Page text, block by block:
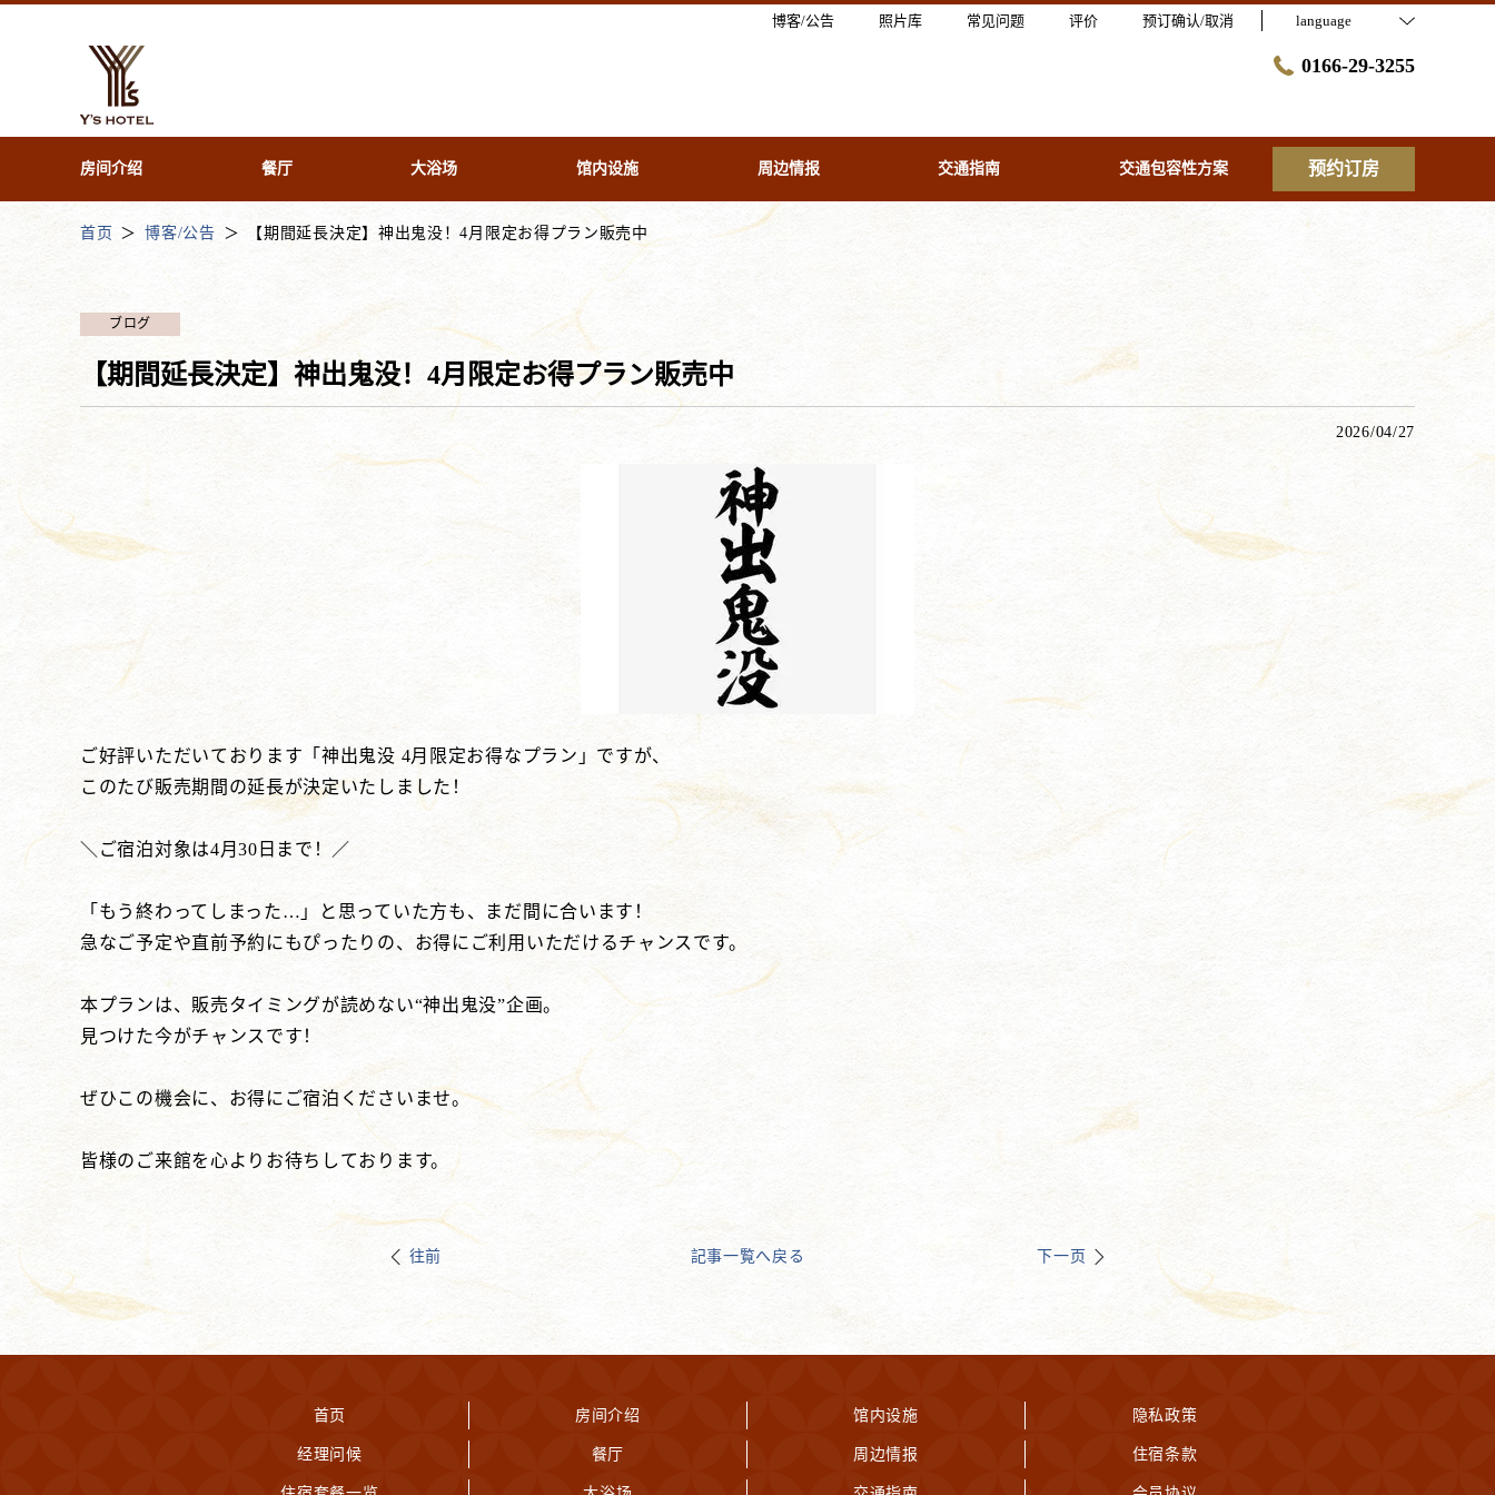
博客/公告 照片库 常见问题 评价 预订确认/取消 language
0166-29-3255
房间介绍 餐厅 大浴场 馆内设施 周边情报 交通指南 交通包容性方案 预约订房
首页 博客/公告 【期間延長決定】神出鬼没！4月限定お得プラン販売中
ブログ
【期間延長決定】神出鬼没！4月限定お得プラン販売中
2026/04/27
ご好評いただいております「神出鬼没 4月限定お得なプラン」ですが、
このたび販売期間の延長が決定いたしました！
＼ご宿泊対象は4月30日まで！／
「もう終わってしまった…」と思っていた方も、まだ間に合います！
急なご予定や直前予約にもぴったりの、お得にご利用いただけるチャンスです。
本プランは、販売タイミングが読めない“神出鬼没”企画。
見つけた今がチャンスです！
ぜひこの機会に、お得にご宿泊くださいませ。
皆様のご来館を心よりお待ちしております。
往前 記事一覧へ戻る 下一页
首页
经理问候
房间介绍
餐厅
馆内设施
周边情报
隐私政策
住宿条款